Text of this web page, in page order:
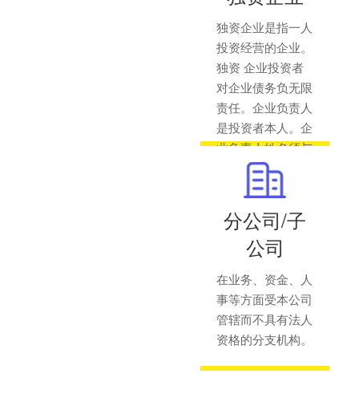
独资企业是指一人
投资经营的企业。
独资 企业投资者
对企业债务负无限
责任。企业负责人
是投资者本人。企
业负责人姓名须与
身份证相符，不得
使用别名。
分公司/子
公司
在业务、资金、人
事等方面受本公司
管辖而不具有法人
资格的分支机构。